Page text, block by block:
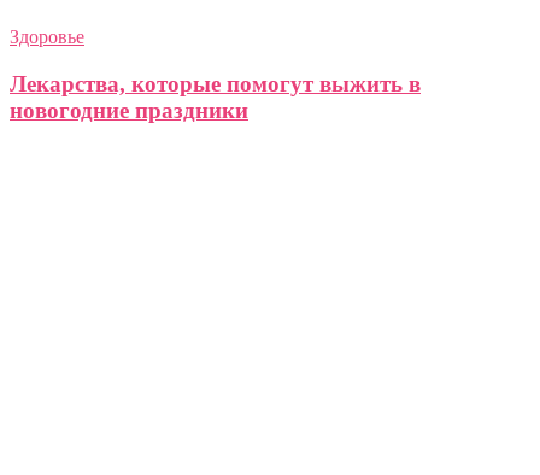
Здоровье
Лекарства, которые помогут выжить в
новогодние праздники